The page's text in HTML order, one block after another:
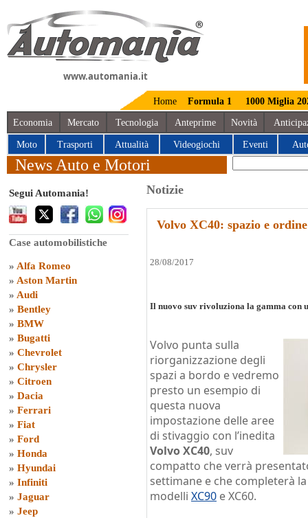
www.automania.it
Home Formula 1 1000 Miglia
Economia Mercato Tecnologia Anteprime Novità
Moto Trasporti Attualità Videogiochi Eventi
News Auto e Motori
Segui Automania!
Case automobilistiche
» Alfa Romeo
» Aston Martin
» Audi
» Bentley
» BMW
» Bugatti
» Chevrolet
» Chrysler
» Citroen
» Dacia
» Ferrari
» Fiat
» Ford
» Honda
» Hyundai
» Infiniti
» Jaguar
» Jeep
Notizie
Volvo XC40: spazio e
28/08/2017
Il nuovo suv rivoluziona la gamma con
Volvo punta sulla
riorganizzazione degli
spazi a bordo e vedremo
presto un esempio di
questa nuova
impostazione delle aree
di stivaggio con l’inedita
Volvo XC40, suv
compatto che verrà
settimane e che completerà
modelli XC90 e XC60.